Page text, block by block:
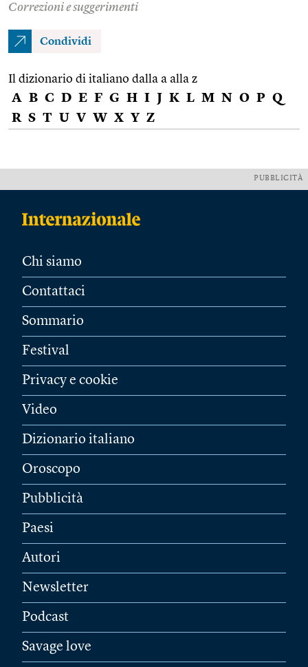
Correzioni e suggerimenti
Condividi
Il dizionario di italiano dalla a alla z
A B C D E F G H I J K L M N O P Q
R S T U V W X Y Z
PUBBLICITÀ
Chi siamo
Contattaci
Sommario
Festival
Privacy e cookie
Video
Dizionario italiano
Oroscopo
Pubblicità
Paesi
Autori
Newsletter
Podcast
Savage love